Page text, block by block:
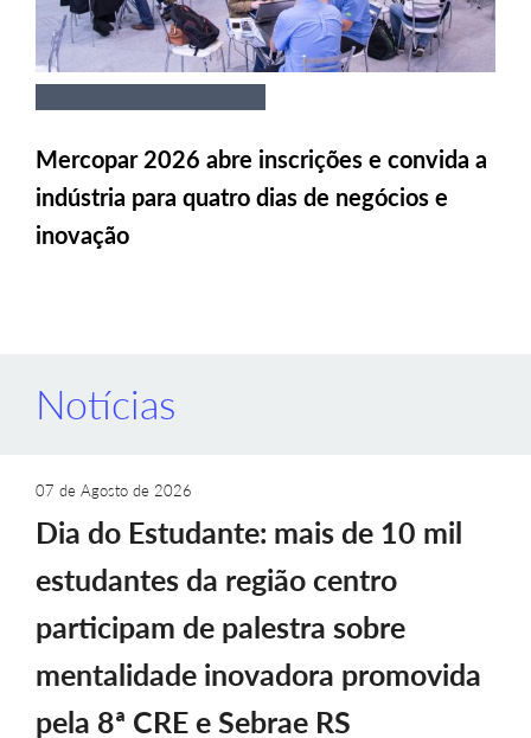
Mercopar 2026 abre inscrições e convida a
indústria para quatro dias de negócios e
inovação
Notícias
07 de Agosto de 2026
Dia do Estudante: mais de 10 mil
estudantes da região centro
participam de palestra sobre
mentalidade inovadora promovida
pela 8ª CRE e Sebrae RS